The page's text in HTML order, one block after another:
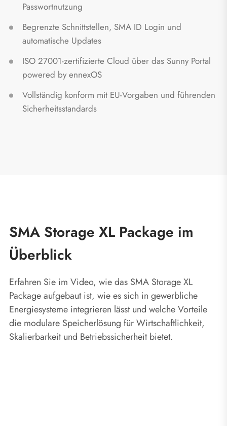
Passwortnutzung
Begrenzte Schnittstellen, SMA ID Login und
automatische Updates
ISO 27001-zertifizierte Cloud über das Sunny Portal
powered by ennexOS
Vollständig konform mit EU-Vorgaben und führenden
Sicherheitsstandards
SMA Storage XL Package im
Überblick
Erfahren Sie im Video, wie das SMA Storage XL
Package aufgebaut ist, wie es sich in gewerbliche
Energiesysteme integrieren lässt und welche Vorteile
die modulare Speicherlösung für Wirtschaftlichkeit,
Skalierbarkeit und Betriebssicherheit bietet.